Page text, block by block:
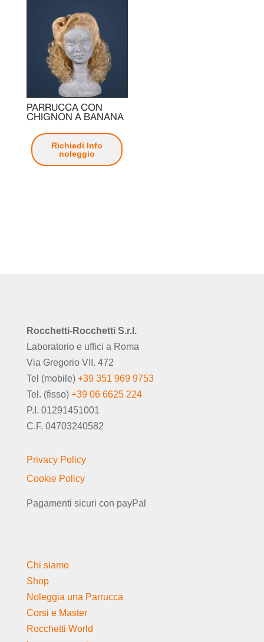
PARRUCCA CON
CHIGNON A BANANA
Richiedi Info
noleggio
Rocchetti-Rocchetti S.r.l.
Laboratorio e uffici a Roma
Via Gregorio VII. 472
Tel (mobile) +39 351 969 9753
Tel. (fisso) +39 06 6625 224
P.I. 01291451001
C.F. 04703240582
Privacy Policy
Cookie Policy
Pagamenti sicuri con payPal
Chi siamo
Shop
Noleggia una Parrucca
Corsi e Master
Rocchetti World